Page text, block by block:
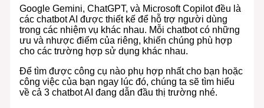
Google Gemini, ChatGPT, và Microsoft Copilot đều là
các chatbot AI được thiết kế để hỗ trợ người dùng
trong các nhiệm vụ khác nhau. Mỗi chatbot có những
ưu và nhược điểm của riêng, khiến chúng phù hợp
cho các trường hợp sử dụng khác nhau.
Để tìm được công cụ nào phụ hợp nhất cho bạn hoặc
công việc của bạn ngay lúc đó, chúng ta sẽ tìm hiểu
về cả 3 chatbot AI đang dẫn đầu thị trường nhé.